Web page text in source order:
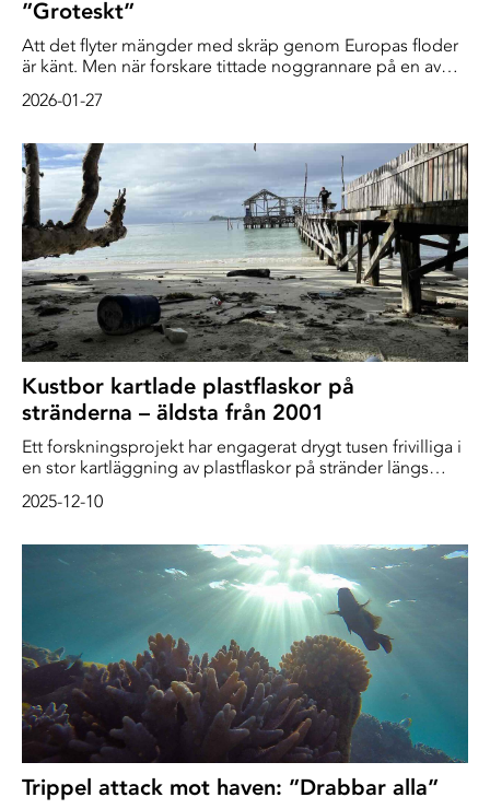
”Groteskt”
Att det flyter mängder med skräp genom Europas floder
är känt. Men när forskare tittade noggrannare på en av
upptäckt – problemet är betydligt större än vad man
2026-01-27
Kustbor kartlade plastflaskor på
stränderna – äldsta från 2001
Ett forskningsprojekt har engagerat drygt tusen frivilliga i
en stor kartläggning av plastflaskor på stränder längs
som Mongabay var först att rapportera om. Forskarna
2025-12-10
Trippel attack mot haven: ”Drabbar alla”